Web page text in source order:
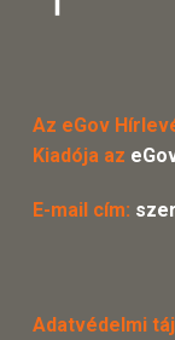
Az eGov
Kiadója az
E-mail cím:
Adatvédelmi